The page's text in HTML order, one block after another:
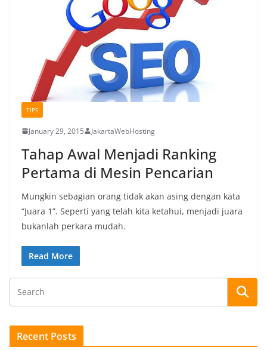
TIPS
January 29, 2015 JakartaWebHosting
Tahap Awal Menjadi Ranking
Pertama di Mesin Pencarian
Mungkin sebagian orang tidak akan asing dengan kata
“Juara 1”. Seperti yang telah kita ketahui, menjadi juara
bukanlah perkara mudah.
Read More
Recent Posts